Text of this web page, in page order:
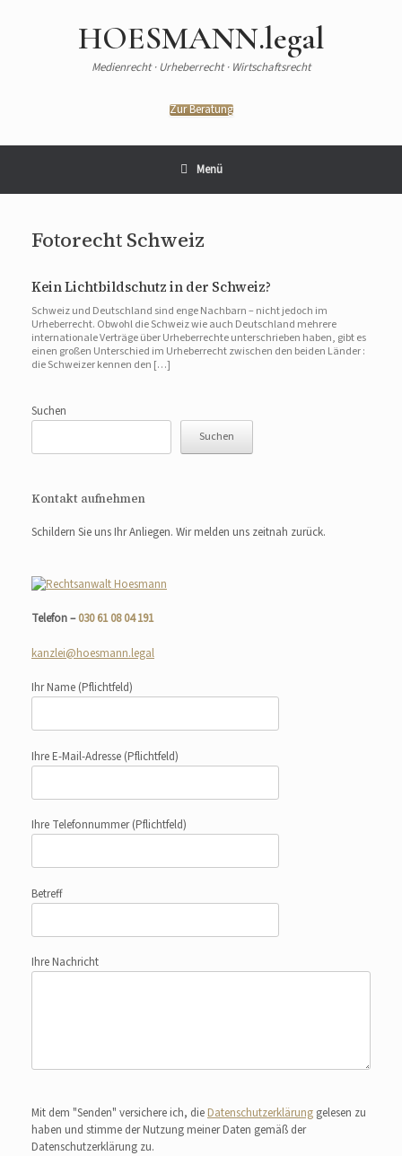
HOESMANN.legal
Medienrecht · Urheberrecht · Wirtschaftsrecht
Zur Beratung
Menü
Fotorecht Schweiz
Kein Lichtbildschutz in der Schweiz?
Schweiz und Deutschland sind enge Nachbarn – nicht jedoch im
Urheberrecht. Obwohl die Schweiz wie auch Deutschland mehrere
internationale Verträge über Urheberrechte unterschrieben haben, gibt es
einen großen Unterschied im Urheberrecht zwischen den beiden Länder :
die Schweizer kennen den […]
Suchen
Suchen
Kontakt aufnehmen
Schildern Sie uns Ihr Anliegen. Wir melden uns zeitnah zurück.
Telefon –030 61 08 04 191
kanzlei@hoesmann.legal
Ihr Name (Pflichtfeld)
Ihre E-Mail-Adresse (Pflichtfeld)
Ihre Telefonnummer(Pflichtfeld)
Betreff
Ihre Nachricht
Mit dem "Senden" versichere ich, die Datenschutzerklärung gelesen zu
haben und stimme der Nutzung meiner Daten gemäß der
Datenschutzerklärung zu.